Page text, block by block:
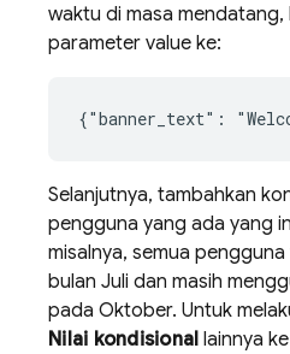
waktu di masa
parameter value ke:
Selanjutnya, tambahkan
pengguna yang ada yang
misalnya, semua
bulan Juli dan masih
pada Oktober. Untuk
Nilai kondisional lainnya